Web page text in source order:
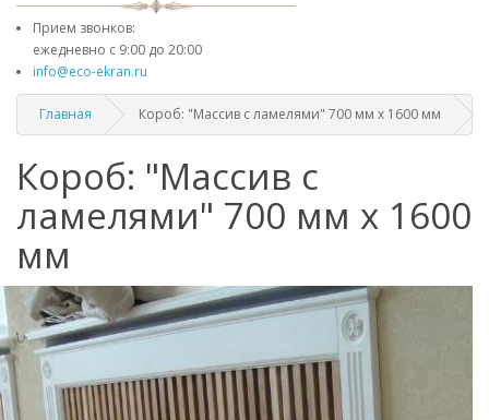
Прием звонков:
ежедневно с 9:00 до 20:00
info@eco-ekran.ru
Главная Короб: "Массив с ламелями" 700 мм x 1600 мм
Короб: "Массив с
ламелями" 700 мм x 1600
мм